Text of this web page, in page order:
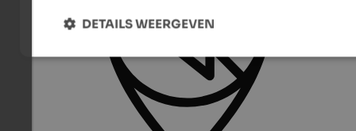
DETAILS WEERGEVEN